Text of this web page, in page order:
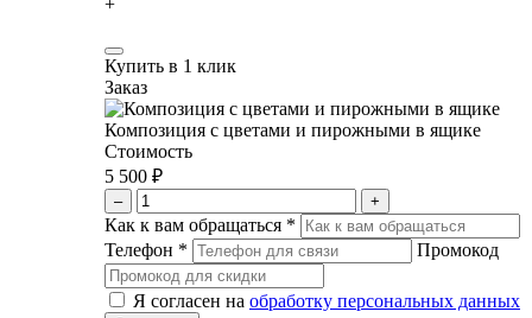
+
Купить в 1 клик
Заказ
Композиция с цветами и пирожными в ящике
Стоимость
5 500 ₽
– +
Как к вам обращаться *
Телефон * Промокод
Я согласен на обработку персональных данных